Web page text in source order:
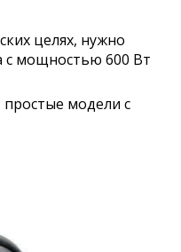
целях, нужно
с мощностью 600 Вт
простые модели с